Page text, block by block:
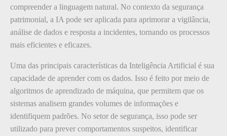
compreender a linguagem natural. No contexto da segurança
patrimonial, a IA pode ser aplicada para aprimorar a vigilância,
análise de dados e resposta a incidentes, tornando os processos
mais eficientes e eficazes.
Uma das principais características da Inteligência Artificial é sua
capacidade de aprender com os dados. Isso é feito por meio de
algoritmos de aprendizado de máquina, que permitem que os
sistemas analisem grandes volumes de informações e
identifiquem padrões. No setor de segurança, isso pode ser
utilizado para prever comportamentos suspeitos, identificar